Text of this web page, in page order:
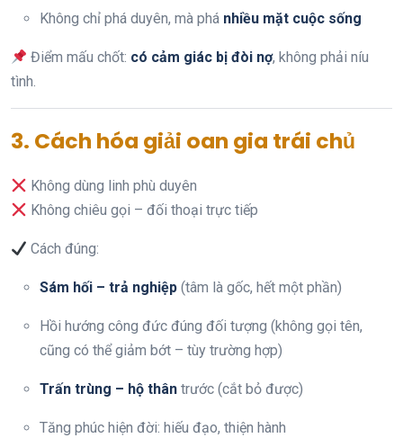
Không chỉ phá duyên, mà phá nhiều mặt cuộc sống
Điểm mấu chốt: có cảm giác bị đòi nợ, không phải níu
tình.
3. Cách hóa giải oan gia trái chủ
Không dùng linh phù duyên
Không chiêu gọi – đối thoại trực tiếp
Cách đúng:
Sám hối – trả nghiệp (tâm là gốc, hết một phần)
Hồi hướng công đức đúng đối tượng (không gọi tên,
cũng có thể giảm bớt – tùy trường hợp)
Trấn trùng – hộ thân trước (cắt bỏ được)
Tăng phúc hiện đời: hiếu đạo, thiện hành